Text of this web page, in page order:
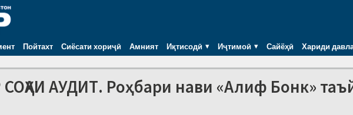
Пойтахт Сиёсати хориҷӣ Амният Иқтисодӣ Иҷтимоӣ Сайёҳӣ Хариди
АУДИТ. Роҳбари нави «Алиф Бонк»